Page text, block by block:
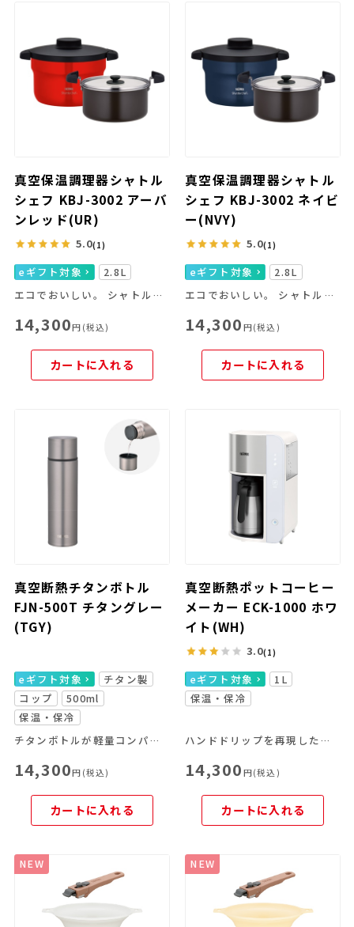
真空保温調理器シャトル
シェフ KBJ-3002 アーバ
ンレッド(UR)
5.0(1)
eギフト対象
2.8L
エコでおいしい。 シャトルシェフはこれからの調理器具です。
14,300円(税込)
カートに入れる
真空保温調理器シャトル
シェフ KBJ-3002 ネイビ
ー(NVY)
5.0(1)
eギフト対象
2.8L
エコでおいしい。 シャトルシェフはこれからの調理器具です。
14,300 円(税込)
カートに入れる
真空断熱チタンボトル
FJN-500T チタングレー
(TGY)
eギフト対象
チタン製
コップ
500ml
保温・保冷
チタンボトルが軽量コンパクトに進化して新登場！！
14,300円(税込)
カートに入れる
真空断熱ポットコーヒー
メーカー ECK-1000 ホワ
イト(WH)
3.0(1)
eギフト対象
1L
保温・保冷
ハンドドリップを再現した、「スパイラルドリップ方式」を採用。煮詰まらずに保温できるので、ポットを持ち運べば家中がどこでもカフェに。
14,300 円(税込)
カートに入れる
NEW NEW